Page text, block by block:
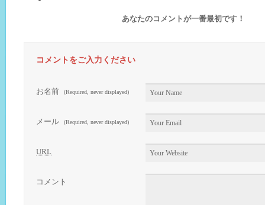
あなたのコメントが一番最初です！
コメントをご入力ください
お名前 (Required, never displayed)
メール (Required, never displayed)
URL
コメント